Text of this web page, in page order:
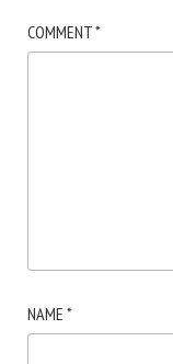
COMMENT*
NAME *